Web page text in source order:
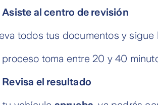
Asiste al centro de revisión
todos tus documentos y
proceso toma entre 20 y 40
Revisa el resultado